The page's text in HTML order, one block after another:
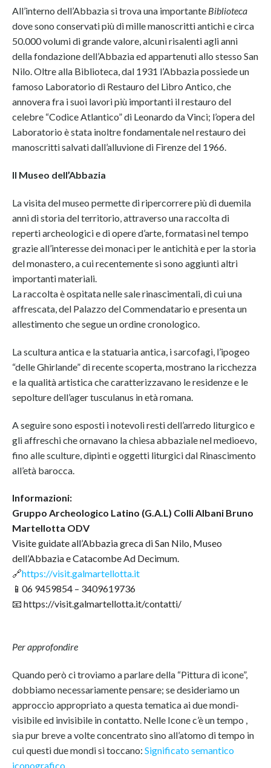
All’interno dell’Abbazia si trova una importante Biblioteca
dove sono conservati più di mille manoscritti antichi e circa
50.000 volumi di grande valore, alcuni risalenti agli anni
della fondazione dell’Abbazia ed appartenuti allo stesso San
Nilo. Oltre alla Biblioteca, dal 1931 l’Abbazia possiede un
famoso Laboratorio di Restauro del Libro Antico, che
annovera fra i suoi lavori più importanti il restauro del
celebre “Codice Atlantico” di Leonardo da Vinci; l’opera del
Laboratorio è stata inoltre fondamentale nel restauro dei
manoscritti salvati dall’alluvione di Firenze del 1966.
Il Museo dell’Abbazia
La visita del museo permette di ripercorrere più di duemila
anni di storia del territorio, attraverso una raccolta di
reperti archeologici e di opere d’arte, formatasi nel tempo
grazie all’interesse dei monaci per le antichità e per la storia
del monastero, a cui recentemente si sono aggiunti altri
importanti materiali.
La raccolta è ospitata nelle sale rinascimentali, di cui una
affrescata, del Palazzo del Commendatario e presenta un
allestimento che segue un ordine cronologico.
La scultura antica e la statuaria antica, i sarcofagi, l’ipogeo
“delle Ghirlande” di recente scoperta, mostrano la ricchezza
e la qualità artistica che caratterizzavano le residenze e le
sepolture dell’ager tusculanus in età romana.
A seguire sono esposti i notevoli resti dell’arredo liturgico e
gli affreschi che ornavano la chiesa abbaziale nel medioevo,
fino alle sculture, dipinti e oggetti liturgici dal Rinascimento
all’età barocca.
Informazioni:
Gruppo Archeologico Latino (G.A.L) Colli Albani Bruno
Martellotta ODV
Visite guidate all’Abbazia greca di San Nilo, Museo
dell’Abbazia e Catacombe Ad Decimum.
🔗https://visit.galmartellotta.it
📱06 9459854 – 3409619736
📧 https://visit.galmartellotta.it/contatti/
Per approfondire
Quando però ci troviamo a parlare della “Pittura di icone”,
dobbiamo necessariamente pensare; se desideriamo un
approccio appropriato a questa tematica ai due mondi-
visibile ed invisibile in contatto. Nelle Icone c’è un tempo ,
sia pur breve a volte concentrato sino all’atomo di tempo in
cui questi due mondi si toccano: Significato semantico
iconografico